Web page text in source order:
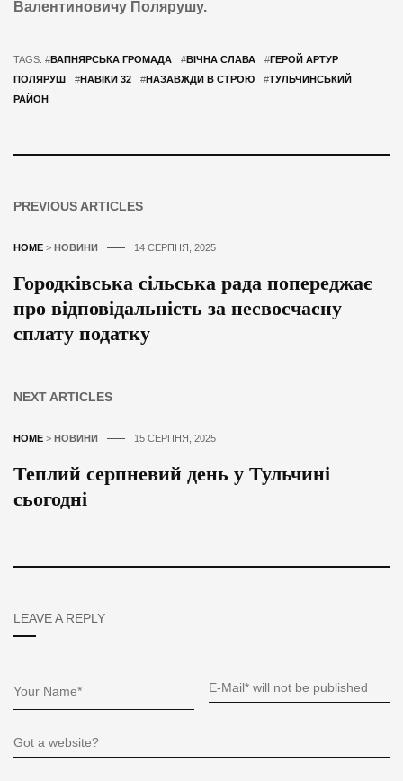
Валентиновичу Полярушу.
TAGS: #ВАПНЯРСЬКА ГРОМАДА #ВІЧНА СЛАВА #ГЕРОЙ АРТУР
ПОЛЯРУШ
#НАВІКИ 32 #НАЗАВЖДИ В СТРОЮ #ТУЛЬЧИНСЬКИЙ
РАЙОН
PREVIOUS ARTICLES
HOME > НОВИНИ 14 СЕРПНЯ, 2025
Городківська сільська рада попереджає
про відповідальність за несвоєчасну
сплату податку
NEXT ARTICLES
HOME > НОВИНИ 15 СЕРПНЯ, 2025
Теплий серпневий день у Тульчині
сьогодні
LEAVE A REPLY